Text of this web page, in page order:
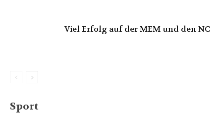
Viel Erfolg auf der MEM und den NC
Sport